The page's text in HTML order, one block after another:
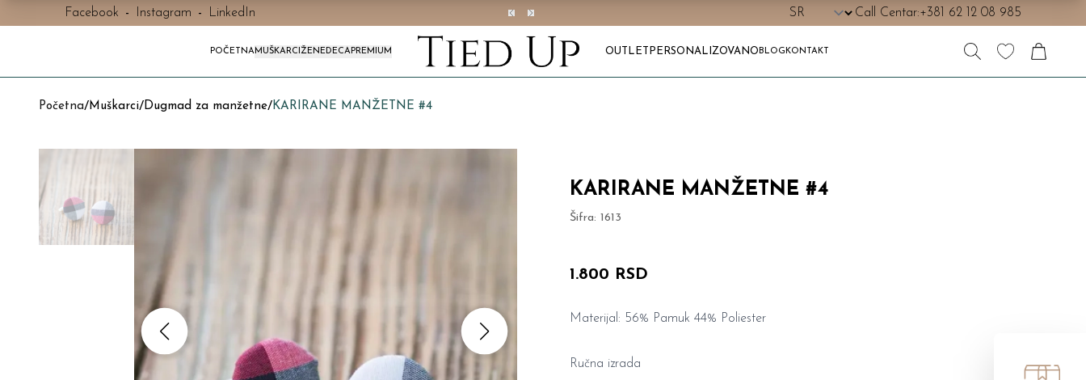
Facebook - Instagram - LinkedIn Call Centar:+381 62 12 08 985
POČETNAMUŠKARCI ŽENEDECAPREMIUM OUTLET PERSONALIZOVANO BLOG KONTAKT
Početna/Muškarci/Dugmad za manžetne/KARIRANE MANŽETNE #4
KARIRANE MANŽETNE #4
Šifra: 1613
1.800 RSD
Materijal: 56% Pamuk 44% Poliester
Ručna izrada